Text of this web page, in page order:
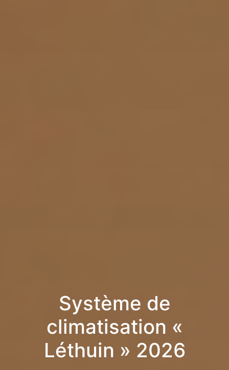
Système de
climatisation «
Léthuin » 2026